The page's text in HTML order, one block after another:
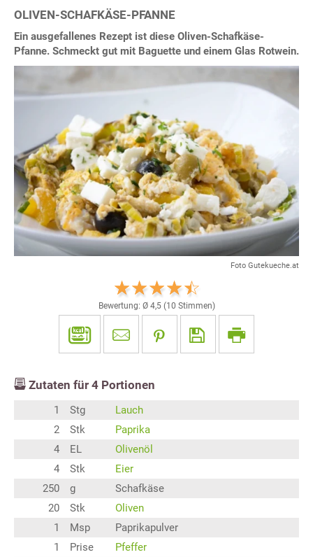
OLIVEN-SCHAFKÄSE-PFANNE
Ein ausgefallenes Rezept ist diese Oliven-Schafkäse-
Pfanne. Schmeckt gut mit Baguette und einem Glas Rotwein.
Foto Gutekueche.at
Bewertung: Ø 4,5(10 Stimmen)
Zutaten für 4 Portionen
1 Stg
Lauch
2
Stk
Paprika
4
EL
Olivenöl
4
Stk
Eier
250
g
Schafkäse
20
Stk
Oliven
1
Msp
Paprikapulver
1
Prise
Pfeffer